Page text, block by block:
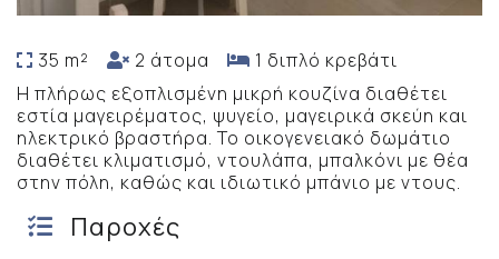
35 m² 2 άτομα
1 διπλό κρεβάτι
Η πλήρως εξοπλισμένη μικρή κουζίνα διαθέτει
εστία μαγειρέματος, ψυγείο, μαγειρικά σκεύη και
ηλεκτρικό βραστήρα. Το οικογενειακό δωμάτιο
διαθέτει κλιματισμό, ντουλάπα, μπαλκόνι με θέα
στην πόλη, καθώς και ιδιωτικό μπάνιο με ντους.
Παροχές